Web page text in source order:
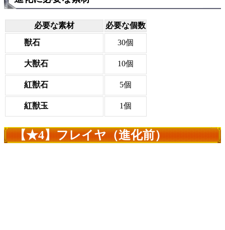
必要な素材
必要な個数
獣石
30個
大獣石 10個
紅獣石 5個
紅獣玉 1個
【★4】フレイヤ（進化前）